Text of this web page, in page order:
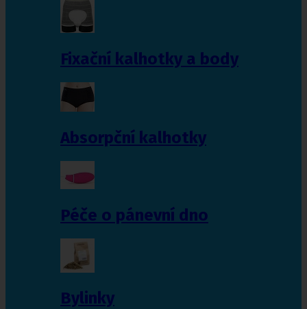
Fixační kalhotky a body
Absorpční kalhotky
Péče o pánevní dno
Bylinky